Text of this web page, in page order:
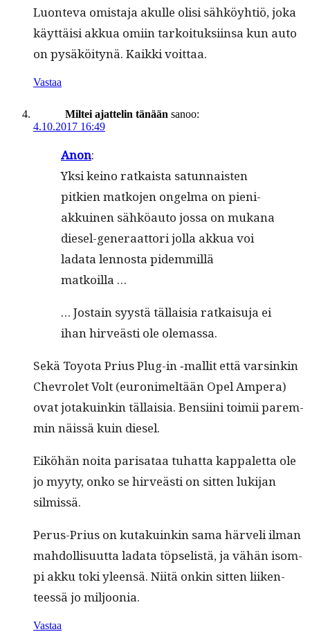
Luon­te­va omis­ta­ja akulle olisi sähköy­htiö, joka
käyt­täisi akkua omi­in tarkoituk­si­in­sa kun auto
on pysäköi­tynä. Kaik­ki voittaa.
Vastaa
Miltei ajattelin tänään sanoo:
4.10.2017 16:49
Anon:
Yksi keino ratkaista sat­un­nais­ten
pitkien matko­jen ongel­ma on pieni­
akkuinen sähköau­to jos­sa on mukana
diesel-gen­er­aat­tori jol­la akkua voi
lada­ta lennos­ta pidem­mil­lä
matkoilla …
… Jostain syys­tä täl­laisia ratkaisu­ja ei
ihan hirveästi ole olemassa.
Sekä Toy­ota Prius Plug-in ‑mallit että varsinkin
Chevro­let Volt (euron­imeltään Opel Ampera)
ovat jotakuinkin täl­laisia. Ben­si­i­ni toimii parem­
min näis­sä kuin diesel.
Eiköhän noi­ta parisa­taa tuhat­ta kap­palet­ta ole
jo myy­ty, onko se hirveästi on sit­ten luk­i­jan
silmissä.
Perus-Prius on kutakuinkin sama härveli ilman
mah­dol­lisu­ut­ta lada­ta töpselistä, ja vähän isom­
pi akku toki yleen­sä. Niitä onkin sit­ten liiken­
teessä jo miljoonia.
Vastaa